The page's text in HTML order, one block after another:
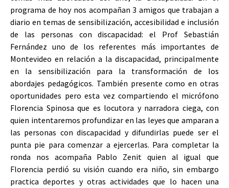
programa de hoy nos acompañan 3 amigos que trabajan a
diario en temas de sensibilización, accesibilidad e inclusión
de las personas con discapacidad: el Prof Sebastián
Fernández uno de los referentes más importantes de
Montevideo en relación a la discapacidad, principalmente
en la sensibilización para la transformación de los
abordajes pedagógicos. También presente como en otras
oportunidades pero esta vez compartiendo el micrófono
Florencia Spinosa que es locutora y narradora ciega, con
quien intentaremos profundizar en las leyes que amparan a
las personas con discapacidad y difundirlas puede ser el
punta pie para comenzar a ejercerlas. Para completar la
ronda nos acompaña Pablo Zenit quien al igual que
Florencia perdió su visión cuando era niño, sin embargo
practica deportes y otras actividades que lo hacen una